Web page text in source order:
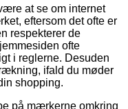
at se om internet
eftersom det ofte er
respekterer de
ofte
i reglerne. Desuden
ifald du møder
shopping.
på mærkerne omkring